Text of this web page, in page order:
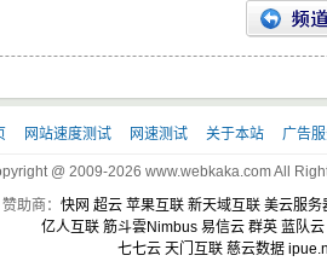
网站速度测试 网速测试 关于本站 广告
@ 2009-2026 www.webkaka.com All
赞助商： 快网 超云 苹果互联 新天域互联 美云服务
亿人互联 筋斗雲Nimbus 易信云 群英 蓝队云
七七云 天门互联 慈云数据